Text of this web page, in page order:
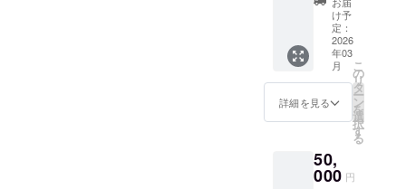
付。 ※
このリ
ターン
の公演
映像は
300,000
円のリ
ターン
と同じ
なりま
す。
け予
定：
2026
年03
月
詳細を見る
こ
の
リ
タ
ー
ン
を
選
択
す
る
50,
000 円